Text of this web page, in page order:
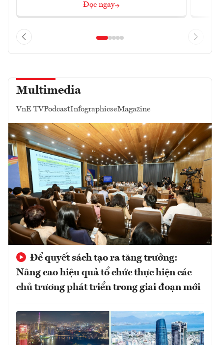
Đọc ngay
Multimedia
VnE TVPodcastInfographicseMagazine
Để quyết sách tạo ra tăng trưởng:
Nâng cao hiệu quả tổ chức thực hiện các
chủ trương phát triển trong giai đoạn mới